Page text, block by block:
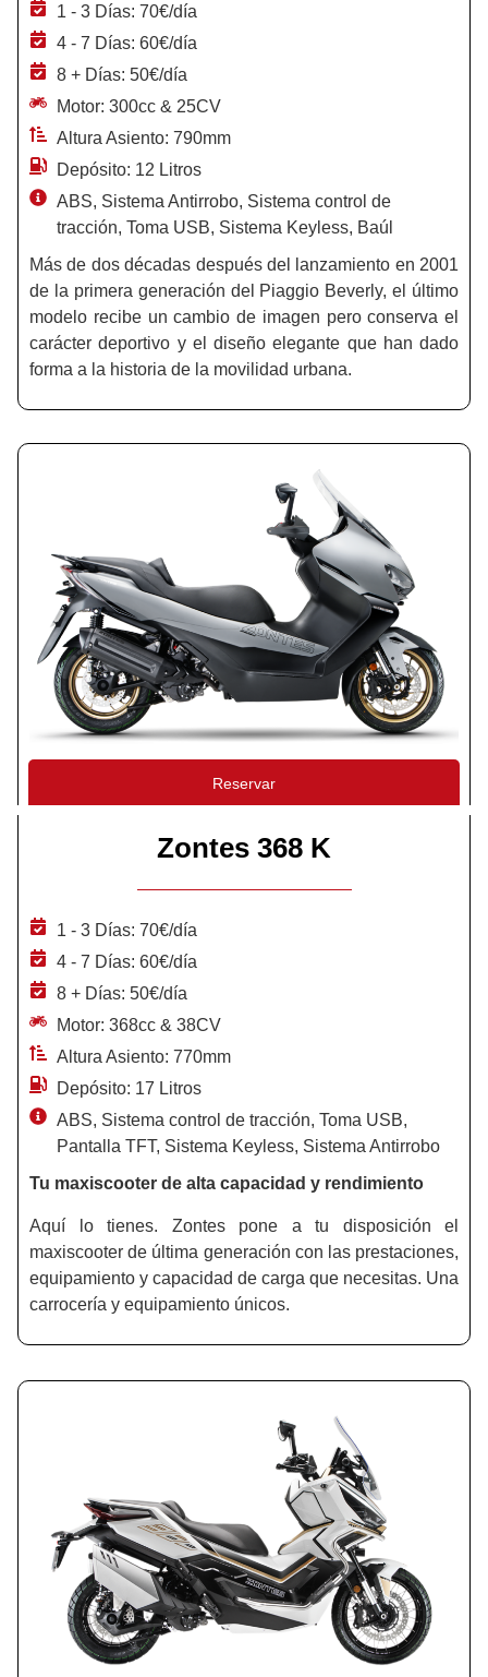
1 - 3 Días: 70€/día
4 - 7 Días: 60€/día
8 + Días: 50€/día
Motor: 300cc & 25CV
Altura Asiento: 790mm
Depósito: 12 Litros
ABS, Sistema Antirrobo, Sistema control de
tracción, Toma USB, Sistema Keyless, Baúl
Más de dos décadas después del lanzamiento en 2001
de la primera generación del Piaggio Beverly, el último
modelo recibe un cambio de imagen pero conserva el
carácter deportivo y el diseño elegante que han dado
forma a la historia de la movilidad urbana.
Reservar
Zontes 368 K
1 - 3 Días: 70€/día
4 - 7 Días: 60€/día
8 + Días: 50€/día
Motor: 368cc & 38CV
Altura Asiento: 770mm
Depósito: 17 Litros
ABS, Sistema control de tracción, Toma USB,
Pantalla TFT, Sistema Keyless, Sistema Antirrobo
Tu maxiscooter de alta capacidad y rendimiento
Aquí lo tienes. Zontes pone a tu disposición el
maxiscooter de última generación con las prestaciones,
equipamiento y capacidad de carga que necesitas. Una
carrocería y equipamiento únicos.